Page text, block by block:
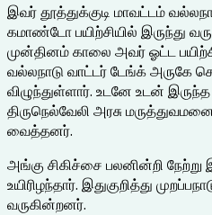
இவர் தூத்துக்குடி மாவட்டம்
கமாண்டோ பயிற்சியில் இருந்து
முன்தினம் காலை அவர் ஓட்ட
வல்லநாடு வாட்டர் டேங்க் அருகே
விழுந்துள்ளார். உடனே உடன்
திருநெல்வேலி அரசு
வைத்தனர்.
அங்கு சிகிச்சை பலனின்றி நேற்று
உயிரிழந்தார். இதுகுறித்து
வருகின்றனர்.